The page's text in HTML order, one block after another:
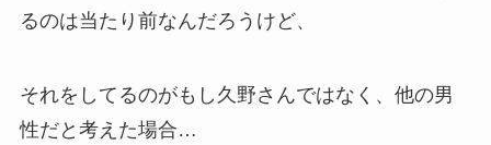
るのは当たり前なんだろうけど、
それをしてるのがもし久野さんではなく、他の男
性だと考えた場合…